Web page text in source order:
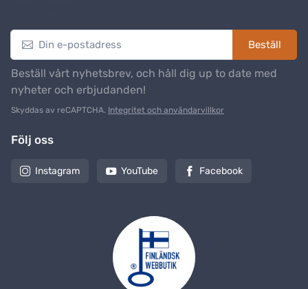
Beställ
Beställ vårt nyhetsbrev, och håll dig up to date med
nyheter och erbjudanden!
Skyddas av reCAPTCHA. Integritet och användarvillkor
Följ oss
Instagram YouTube Facebook